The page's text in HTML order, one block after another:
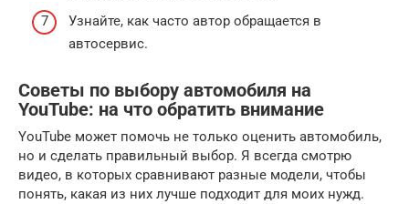
Узнайте, как часто автор обращается в
автосервис.
Советы по выбору автомобиля на
YouTube: на что обратить внимание
YouTube может помочь не только оценить автомобиль,
но и сделать правильный выбор. Я всегда смотрю
видео, в которых сравнивают разные модели, чтобы
понять, какая из них лучше подходит для моих нужд.